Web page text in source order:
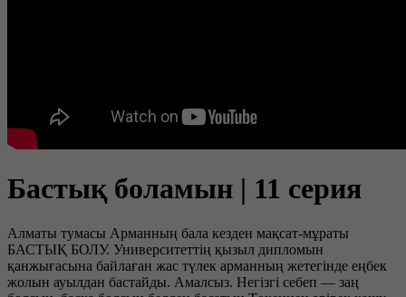
Бастық боламын | 11 серия
Алматы тумасы Арманның бала кезден мақсат-мұраты
БАСТЫҚ БОЛУ. Университеттің қызыл дипломын
қанжығасына байлаған жас түлек арманның жетегінде еңбек
жолын ауылдан бастайды. Амалсыз. Негізгі себеп — заң